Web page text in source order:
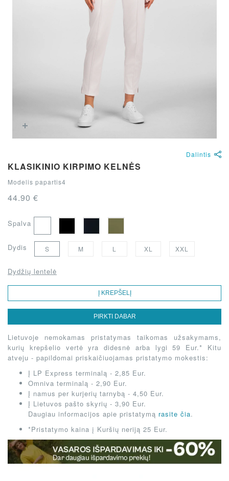
Dalintis
KLASIKINIO KIRPIMO KELNĖS
Modelis papartis4
44.90 €
Spalva
Dydis S M L XL XXL
Dydžių lentelė
Į KREPŠELĮ
PIRKTI DABAR
Lietuvoje nemokamas pristatymas taikomas užsakymams,
kurių krepšelio vertė yra didesnė arba lygi 59 Eur.* Kitu
atveju - papildomai priskaičiuojamas pristatymo mokestis:
Į LP Express terminalą - 2,85 Eur.
Omniva terminalą - 2,90 Eur.
Į namus per kurjerių tarnybą - 4,50 Eur.
Į Lietuvos pašto skyrių - 3,90 Eur.
Daugiau informacijos apie pristatymą rasite čia.
*Pristatymo kaina į Kuršių neriją 25 Eur.